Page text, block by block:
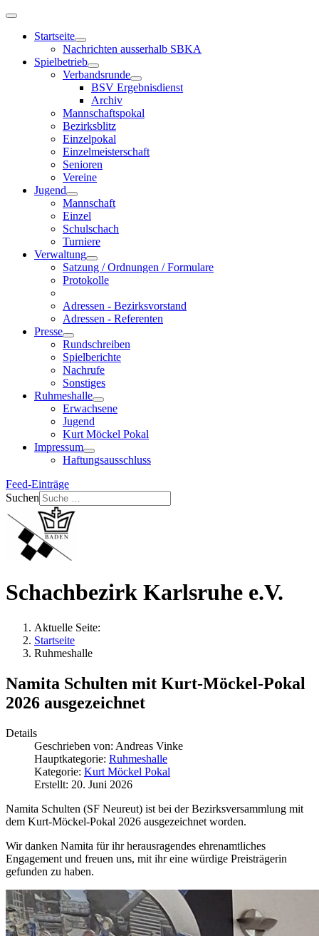
Startseite
Nachrichten ausserhalb SBKA
Spielbetrieb
Verbandsrunde
BSV Ergebnisdienst
Archiv
Mannschaftspokal
Bezirksblitz
Einzelpokal
Einzelmeisterschaft
Senioren
Vereine
Jugend
Mannschaft
Einzel
Schulschach
Turniere
Verwaltung
Satzung / Ordnungen / Formulare
Protokolle
Adressen - Bezirksvorstand
Adressen - Referenten
Presse
Rundschreiben
Spielberichte
Nachrufe
Sonstiges
Ruhmeshalle
Erwachsene
Jugend
Kurt Möckel Pokal
Impressum
Haftungsausschluss
Feed-Einträge
Suchen
Schachbezirk Karlsruhe e.V.
Aktuelle Seite:
Startseite
Ruhmeshalle
Namita Schulten mit Kurt-Möckel-Pokal
2026 ausgezeichnet
Details
Geschrieben von: Andreas Vinke
Hauptkategorie: Ruhmeshalle
Kategorie: Kurt Möckel Pokal
Erstellt: 20. Juni 2026
Namita Schulten (SF Neureut) ist bei der Bezirksversammlung mit
dem Kurt-Möckel-Pokal 2026 ausgezeichnet worden.
Wir danken Namita für ihr herausragendes ehrenamtliches
Engagement und freuen uns, mit ihr eine würdige Preisträgerin
gefunden zu haben.